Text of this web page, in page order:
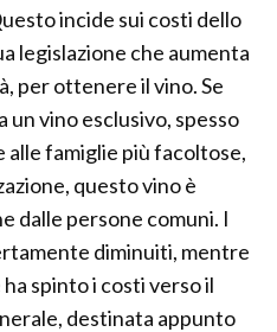
incide sui costi dello
legislazione che aumenta
per ottenere il vino. Se
un vino esclusivo, spesso
alle famiglie più facoltose,
questo vino è
dalle persone comuni. I
diminuiti, mentre
spinto i costi verso il
destinata appunto